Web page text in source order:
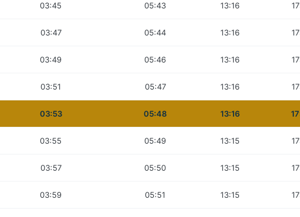
03:45 05:43 13:16
03:47 05:44 13:16
03:49 05:46 13:16
03:51 05:47 13:16
03:53 05:48 13:16
03:55 05:49 13:15
03:57 05:50 13:15
03:59 05:51 13:15